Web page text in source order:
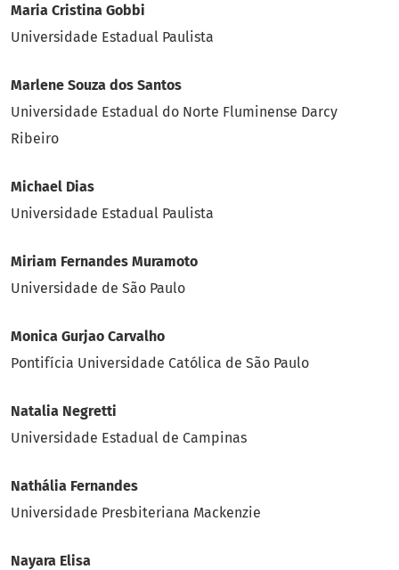
Maria Cristina Gobbi
Universidade Estadual Paulista
Marlene Souza dos Santos
Universidade Estadual do Norte Fluminense Darcy
Ribeiro
Michael Dias
Universidade Estadual Paulista
Miriam Fernandes Muramoto
Universidade de São Paulo
Monica Gurjao Carvalho
Pontifícia Universidade Católica de São Paulo
Natalia Negretti
Universidade Estadual de Campinas
Nathália Fernandes
Universidade Presbiteriana Mackenzie
Nayara Elisa